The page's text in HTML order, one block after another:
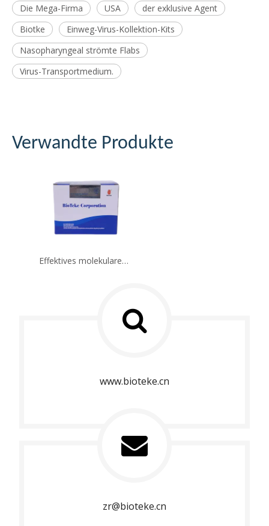
Die Mega-Firma USA
der exklusive Agent
Biotke
Einweg-Virus-Kollektion-Kits
Nasopharyngeal strömte Flabs
Virus-Transportmedium.
Verwandte Produkte
Effektives molekulares diagnostisches Nukleinsäure -Extraktionskit
www.bioteke.cn
zr@bioteke.cn